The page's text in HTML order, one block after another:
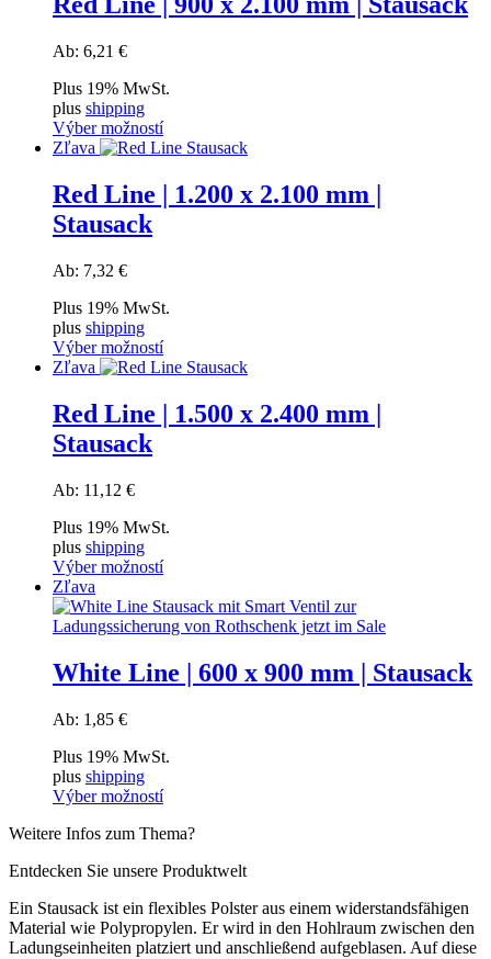
Ab: 6,21 €
Plus 19% MwSt.
plus shipping
Výber možností
Tento
má
viacero
variantov.
si
môžete
vybrať
na
stránke
produktu.
Zľava
Red Line | 1.200 x 2.100 mm |
Stausack
Ab: 7,32 €
Plus 19% MwSt.
plus shipping
Výber možností
Tento
má
viacero
variantov.
si
môžete
vybrať
na
stránke
produktu.
Zľava
Red Line | 1.500 x 2.400 mm |
Stausack
Ab: 11,12 €
Plus 19% MwSt.
plus shipping
Výber možností
Tento
produkt
má
variantov.
Možnosti
môžete
na
stránke
produktu.
Zľava
White Line | 600 x 900 mm | Stausack
Ab: 1,85 €
Plus 19% MwSt.
plus shipping
Výber možností
produkt
viacero
Možnosti
si
môžete
Weitere Infos zum Thema?
Entdecken Sie unsere Produktwelt
Ein Stausack ist ein flexibles Polster aus einem widerstandsfähigen
Material wie Polypropylen. Er wird in den Hohlraum zwischen den
Ladungseinheiten platziert und anschließend aufgeblasen. Auf diese